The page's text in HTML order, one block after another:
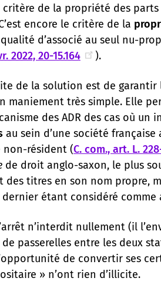
critère de la propriété des
encore le critère de la
d’associé au seul nu-
2022, 20-15.164 ).
de la solution est de garantir
maniement très simple. Elle
des ADR des cas où un
au sein d’une société
non-résident (C. com., art. L.
de droit anglo-saxon, le plus
des titres en son nom propre,
dernier étant considéré
n’interdit nullement (il
passerelles entre les deux
de convertir ses
» n’ont rien d’illicite.